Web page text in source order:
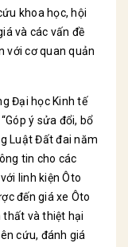
khoa học, hội
và các vấn đề
với cơ quan quản
Đại học Kinh tế
ý sửa đổi, bổ
Luật Đất đai năm
tin cho các
linh kiện Ôto
đến giá xe Ôto
và thiệt hại
cứu, đánh giá